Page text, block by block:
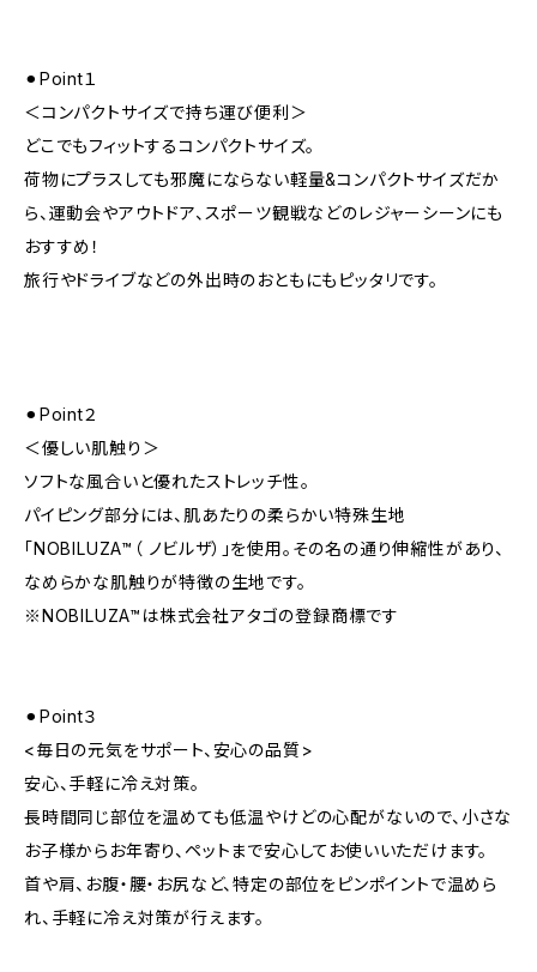
⚫︎Point１
＜コンパクトサイズで持ち運び便利＞
どこでもフィットするコンパクトサイズ。
荷物にプラスしても邪魔にならない軽量&コンパクトサイズだか
ら、運動会やアウトドア、スポーツ観戦などのレジャーシーンにも
おすすめ！
旅行やドライブなどの外出時のおともにもピッタリです。
⚫︎Point２
＜優しい肌触り＞
ソフトな風合いと優れたストレッチ性。
パイピング部分には、肌あたりの柔らかい特殊生地
「NOBILUZA™（ ノビルザ）」を使用。その名の通り伸縮性があり、
なめらかな肌触りが特徴の生地です。
※NOBILUZA™は株式会社アタゴの登録商標です
⚫︎Point３
<毎日の元気をサポート、安心の品質>
安心、手軽に冷え対策。
長時間同じ部位を温めても低温やけどの心配がないので、小さな
お子様からお年寄り、ペットまで安心してお使いいただけます。
首や肩、お腹・腰・お尻など、特定の部位をピンポイントで温めら
れ、手軽に冷え対策が行えます。